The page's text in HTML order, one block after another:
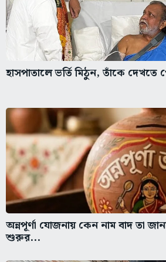
হাসপাতালে ভর্তি মিঠুন, তাঁকে দেখতে
অন্নপূর্ণা যোজনায় কেন নাম বাদ তা
শুরুর...